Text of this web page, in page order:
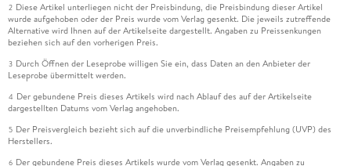
2 Diese Artikel unterliegen nicht der Preisbindung, die Preisbindung dieser Artikel
wurde aufgehoben oder der Preis wurde vom Verlag gesenkt. Die jeweils zutreffende
Alternative wird Ihnen auf der Artikelseite dargestellt. Angaben zu Preissenkungen
beziehen sich auf den vorherigen Preis.
3 Durch Öffnen der Leseprobe willigen Sie ein, dass Daten an den Anbieter der
Leseprobe übermittelt werden.
4 Der gebundene Preis dieses Artikels wird nach Ablauf des auf der Artikelseite
dargestellten Datums vom Verlag angehoben.
5 Der Preisvergleich bezieht sich auf die unverbindliche Preisempfehlung (UVP) des
Herstellers.
6 Der gebundene Preis dieses Artikels wurde vom Verlag gesenkt. Angaben zu